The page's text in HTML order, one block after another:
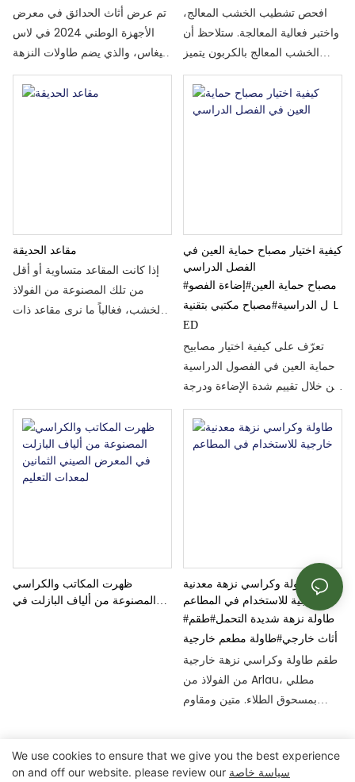
فيغاس
تم عرض أثاث الحدائق في معرض
الأجهزة الوطني 2024 في لاس
فيغاس، والذي يضم طاولات النزهة
والمقاعد وصناديق القمامة
المقاوم للتآكل وصناديق الزهور
المصنوعة من الخشب العادي
المقاوم للتآكل
افحص تشطيب الخشب المعالج،
واختبر فعالية المعالجة. ستلاحظ أن
الخشب المعالج بالكربون يتميز
بلون أكثر ثباتًا، وملمس أكثر
وضوحًا، ورائحة احتراق خفيفة. أما
صناديق الزهور المصنوعة من
مقاعد الحديقة
إذا كانت المقاعد متساوية أو أقل
من تلك المصنوعة من الفولاذ
والخشب، فغالباً ما نرى مقاعد ذات
كيفية اختيار مصباح حماية العين في
الفصل الدراسي
#مصباح حماية العين#إضاءة الفصو
ل الدراسية#مصباح مكتبي بتقنية L
ED
تعرّف على كيفية اختيار مصابيح
حماية العين في الفصول الدراسية
من خلال تقييم شدة الإضاءة ودرجة
حرارة اللون والوهج لضمان صحة
العين لدى الطلاب.
ظهرت المكاتب والكراسي
المصنوعة من ألياف البازلت في
طاولة وكراسي نزهة معدنية
خارجية للاستخدام في المطاعم
#طاولة نزهة شديدة التحمل#طقم
أثاث خارجي#طاولة مطعم خارجية
طقم طاولة وكراسي نزهة خارجية
من الفولاذ من Arlau، مطلي
بمسحوق الطلاء. متين ومقاوم
العامة.
We use cookies to ensure that we give you the best experience
on and off our website. please review our سياسة خاصة